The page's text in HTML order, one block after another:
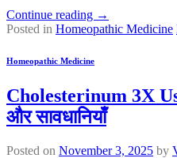
Continue reading →
Posted in Homeopathic Medicine
Homeopathic Medicine
Cholesterinum 3X
और सावधानियाँ
Posted on November 3, 2025 by